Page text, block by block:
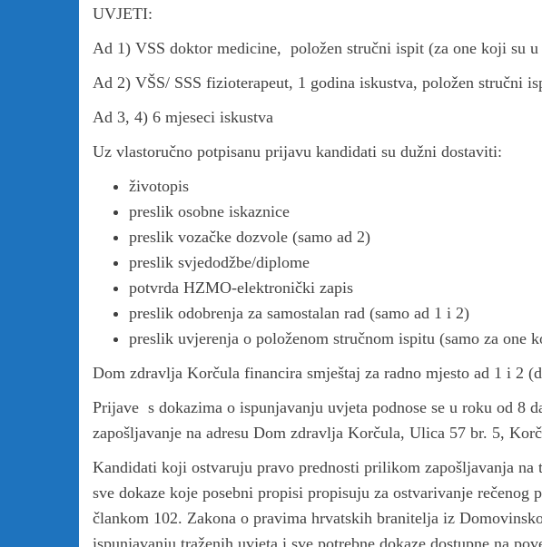
UVJETI:
Ad 1) VSS doktor medicine, položen stručni ispit (za one koji su u
Ad 2) VŠS/ SSS fizioterapeut, 1 godina iskustva, položen stručni
Ad 3, 4) 6 mjeseci iskustva
Uz vlastoručno potpisanu prijavu kandidati su dužni dostaviti:
životopis
preslik osobne iskaznice
preslik vozačke dozvole (samo ad 2)
preslik svjedodžbe/diplome
potvrda HZMO-elektronički zapis
preslik odobrenja za samostalan rad (samo ad 1 i 2)
preslik uvjerenja o položenom stručnom ispitu (samo za one
Dom zdravlja Korčula financira smještaj za radno mjesto ad 1 i 2
Prijave s dokazima o ispunjavanju uvjeta podnose se u roku od 8
zapošljavanje na adresu Dom zdravlja Korčula, Ulica 57 br. 5,
Kandidati koji ostvaruju pravo prednosti prilikom zapošljavanja
sve dokaze koje posebni propisi propisuju za ostvarivanje
člankom 102. Zakona o pravima hrvatskih branitelja iz
ispunjavanju traženih uvjeta i sve potrebne dokaze dostupne na